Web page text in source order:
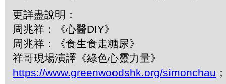
更詳盡說明：
周兆祥：《心醫DIY》
周兆祥：《食生食走糖尿》
祥哥現場演譯《綠色心靈力量》
https://www.greenwoodshk.org/simonchau